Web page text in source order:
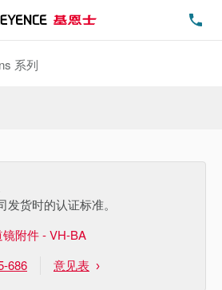
系列
发货时的认证标准。
镜附件 - VH-BA
686 意见表